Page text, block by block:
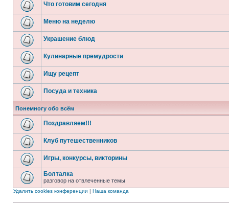
Что готовим сегодня
Меню на неделю
Украшение блюд
Кулинарные премудрости
Ищу рецепт
Посуда и техника
Понемногу обо всём
Поздравляем!!!
Клуб путешественников
Игры, конкурсы, викторины
Болталка
разговор на отвлеченные темы
Удалить cookies конференции | Наша команда